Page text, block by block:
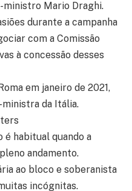
ministro Mario Draghi.
durante a campanha
com a Comissão
à concessão desses
em janeiro de 2021,
da Itália.
é habitual quando a
andamento.
ao bloco e soberanista
incógnitas.